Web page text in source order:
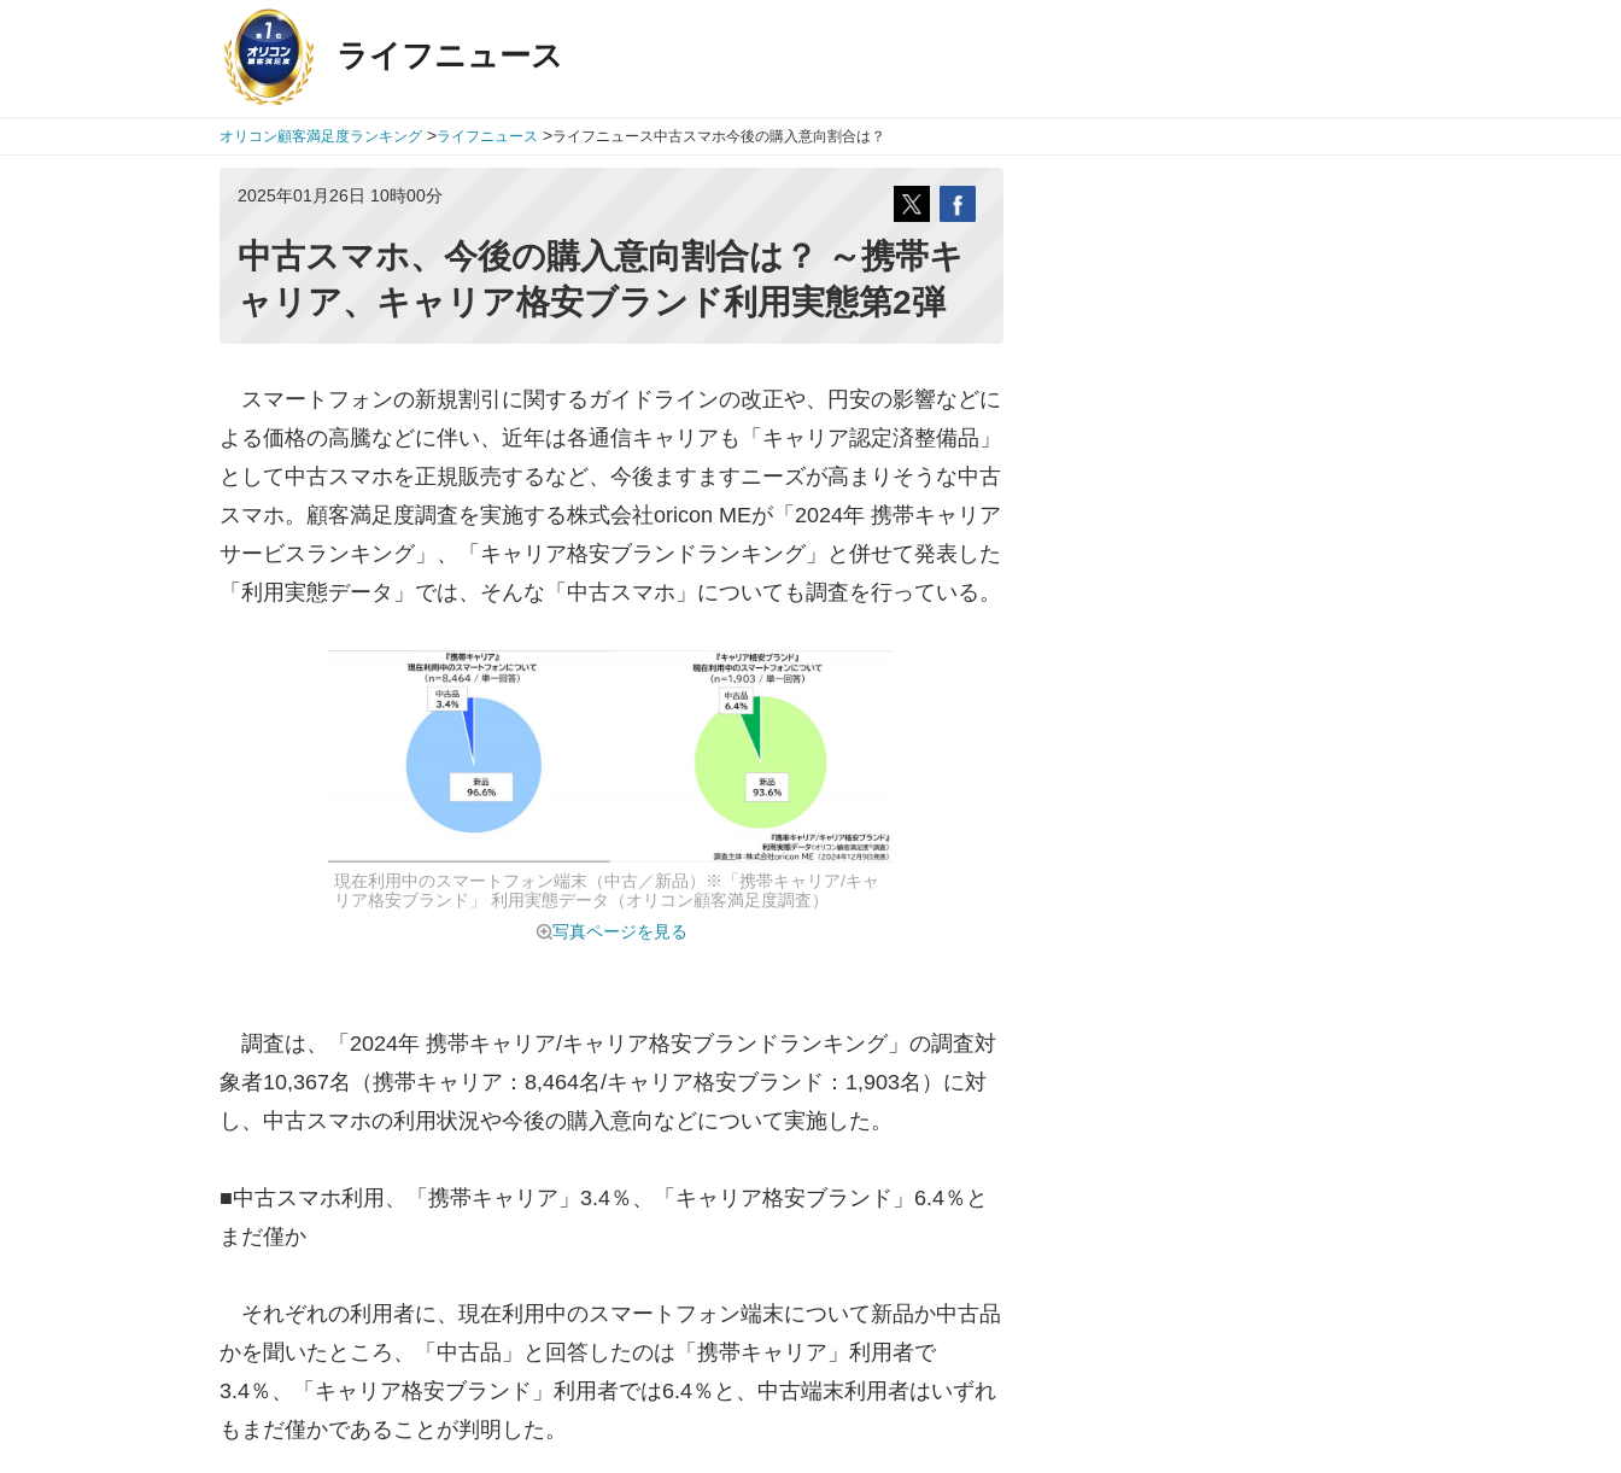
ライフニュース
オリコン顧客満足度ランキング >ライフニュース >ライフニュース中古スマホ今後の購入意向割合は？
2025年01月26日 10時00分
中古スマホ、今後の購入意向割合は？ ～携帯キ
ャリア、キャリア格安ブランド利用実態第2弾
スマートフォンの新規割引に関するガイドラインの改正や、円安の影響などに
よる価格の高騰などに伴い、近年は各通信キャリアも「キャリア認定済整備品」
として中古スマホを正規販売するなど、今後ますますニーズが高まりそうな中古
スマホ。顧客満足度調査を実施する株式会社oricon MEが「2024年 携帯キャリア
サービスランキング」、「キャリア格安ブランドランキング」と併せて発表した
「利用実態データ」では、そんな「中古スマホ」についても調査を行っている。
現在利用中のスマートフォン端末（中古／新品）※「携帯キャリア/キャ
リア格安ブランド」 利用実態データ（オリコン顧客満足度調査）
写真ページを見る
調査は、「2024年 携帯キャリア/キャリア格安ブランドランキング」の調査対
象者10,367名（携帯キャリア：8,464名/キャリア格安ブランド：1,903名）に対
し、中古スマホの利用状況や今後の購入意向などについて実施した。
■中古スマホ利用、「携帯キャリア」3.4％、「キャリア格安ブランド」6.4％と
まだ僅か
それぞれの利用者に、現在利用中のスマートフォン端末について新品か中古品
かを聞いたところ、「中古品」と回答したのは「携帯キャリア」利用者で
3.4％、「キャリア格安ブランド」利用者では6.4％と、中古端末利用者はいずれ
もまだ僅かであることが判明した。